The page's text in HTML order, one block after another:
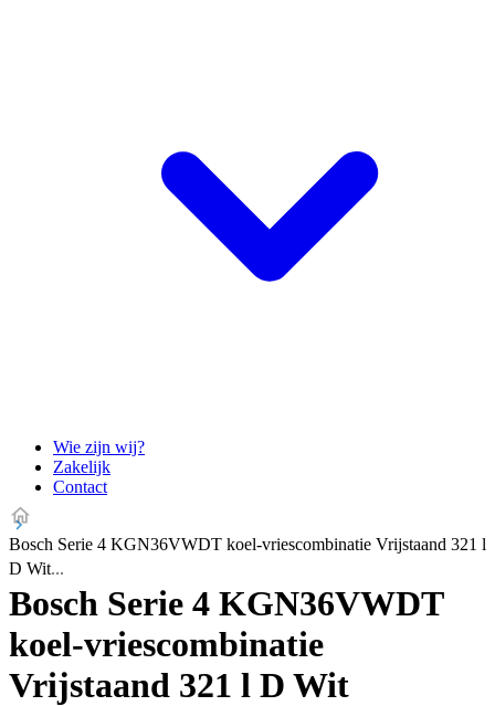
Wie zijn wij?
Zakelijk
Contact
Bosch Serie 4 KGN36VWDT koel-vriescombinatie Vrijstaand 321 l
D Wit
Bosch Serie 4 KGN36VWDT
koel-vriescombinatie
Vrijstaand 321 l D Wit